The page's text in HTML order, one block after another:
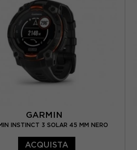
GARMIN
INSTINCT 3 SOLAR 45 MM NERO
ACQUISTA